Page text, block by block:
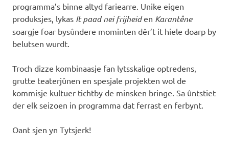
programma’s binne altyd fariearre. Unike eigen
produksjes, lykas It paad nei frijheiden Karantêne
soargje foar bysûndere mominten dêr’t it hiele doarp by
belutsen wurdt.
Troch dizze kombinaasje fan lytsskalige optredens,
grutte teaterjûnen en spesjale projekten wol de
kommisje kultuer tichtby de minsken bringe. Sa ûntstiet
der elk seizoen in programma dat ferrast en ferbynt.
Oant sjen yn Tytsjerk!